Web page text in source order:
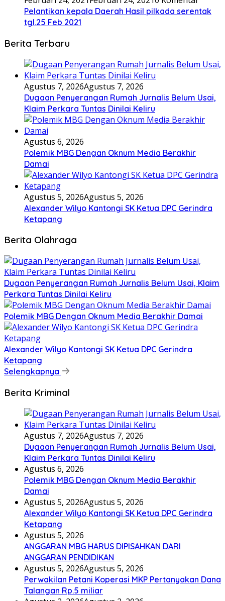
Pelantikan kepala Daerah Hasil pilkada serentak
tgl.25 Feb 2021
Berita Terbaru
Agustus 7, 2026Agustus 7, 2026
Dugaan Penyerangan Rumah Jurnalis Belum Usai,
Klaim Perkara Tuntas Dinilai Keliru
Agustus 6, 2026
Polemik MBG Dengan Oknum Media Berakhir
Damai
Agustus 5, 2026Agustus 5, 2026
Alexander Wilyo Kantongi SK Ketua DPC Gerindra
Ketapang
Berita Olahraga
Dugaan Penyerangan Rumah Jurnalis Belum Usai, Klaim
Perkara Tuntas Dinilai Keliru
Polemik MBG Dengan Oknum Media Berakhir Damai
Alexander Wilyo Kantongi SK Ketua DPC Gerindra
Ketapang
Selengkapnya
Berita Kriminal
Agustus 7, 2026Agustus 7, 2026
Dugaan Penyerangan Rumah Jurnalis Belum Usai,
Klaim Perkara Tuntas Dinilai Keliru
Agustus 6, 2026
Polemik MBG Dengan Oknum Media Berakhir
Damai
Agustus 5, 2026Agustus 5, 2026
Alexander Wilyo Kantongi SK Ketua DPC Gerindra
Ketapang
Agustus 5, 2026
ANGGARAN MBG HARUS DIPISAHKAN DARI
ANGGARAN PENDIDIKAN
Agustus 5, 2026Agustus 5, 2026
Perwakilan Petani Koperasi MKP Pertanyakan Dana
Talangan Rp.5 miliar